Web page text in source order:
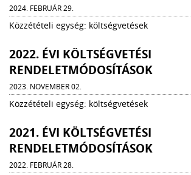
2024. FEBRUÁR 29.
Közzétételi egység: költségvetések
2022. ÉVI KÖLTSÉGVETÉSI
RENDELETMÓDOSÍTÁSOK
2023. NOVEMBER 02.
Közzétételi egység: költségvetések
2021. ÉVI KÖLTSÉGVETÉSI
RENDELETMÓDOSÍTÁSOK
2022. FEBRUÁR 28.